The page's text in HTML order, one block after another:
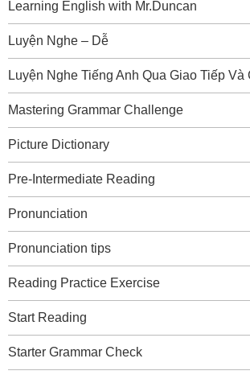
Learning English with Mr.Duncan
Luyện Nghe – Dễ
Luyện Nghe Tiếng Anh Qua Giao Tiếp Và
Mastering Grammar Challenge
Picture Dictionary
Pre-Intermediate Reading
Pronunciation
Pronunciation tips
Reading Practice Exercise
Start Reading
Starter Grammar Check